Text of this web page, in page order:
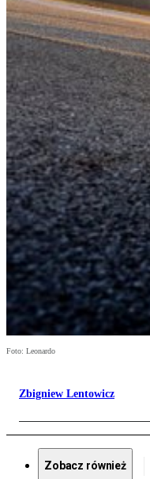
Foto: Leonardo
Zbigniew Lentowicz
Zobacz również